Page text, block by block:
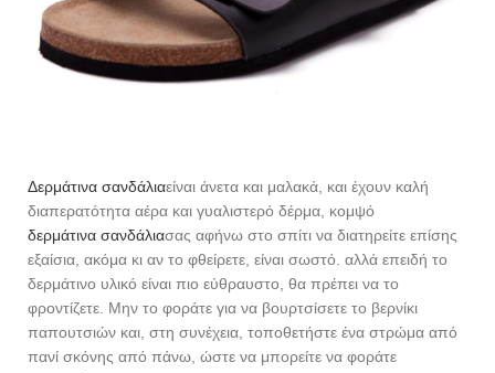
Δερμάτινα σανδάλιαείναι άνετα και μαλακά, και έχουν καλή
διαπερατότητα αέρα και γυαλιστερό δέρμα, κομψό
δερμάτινα σανδάλιασας αφήνω στο σπίτι να διατηρείτε επίσης
εξαίσια, ακόμα κι αν το φθείρετε, είναι σωστό. αλλά επειδή το
δερμάτινο υλικό είναι πιο εύθραυστο, θα πρέπει να το
φροντίζετε. Μην το φοράτε για να βουρτσίσετε το βερνίκι
παπουτσιών και, στη συνέχεια, τοποθετήστε ένα στρώμα από
πανί σκόνης από πάνω, ώστε να μπορείτε να φοράτε